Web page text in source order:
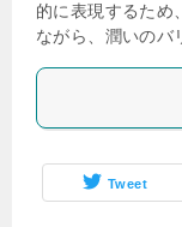
的に表現するため
ながら、潤いのバ
Tweet